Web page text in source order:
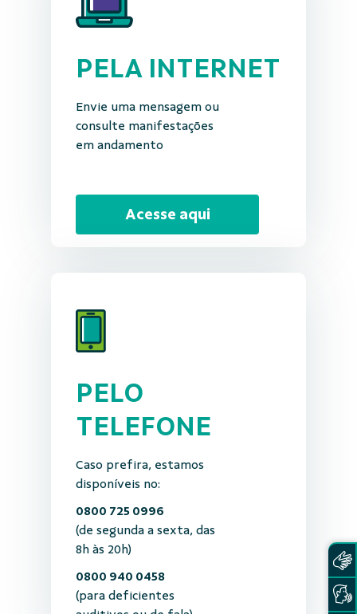
PELA INTERNET
Envie uma mensagem ou
consulte manifestações
em andamento
Acesse aqui
PELO
TELEFONE
Caso prefira, estamos
disponíveis no:
0800 725 0996
(de segunda a sexta, das
8h às 20h)
0800 940 0458
(para deficientes